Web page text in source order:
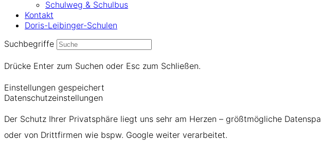
Schulweg & Schulbus
Kontakt
Doris-Leibinger-Schulen
Suchbegriffe
Drücke Enter zum Suchen oder Esc zum Schließen.
Einstellungen gespeichert
Datenschutzeinstellungen
Der Schutz Ihrer Privatsphäre liegt uns sehr am Herzen – größtmögliche
oder von Drittfirmen wie bspw. Google weiter verarbeitet.